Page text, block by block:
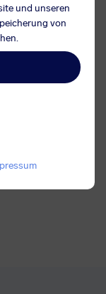
und unseren
von
übertragen